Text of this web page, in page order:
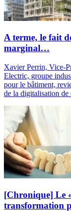
A terme, le fait
marginal…
Xavier Perrin, Vice-
Electric, groupe
pour le bâtiment,
de la digitalisation de
[Chronique] Le
transformation